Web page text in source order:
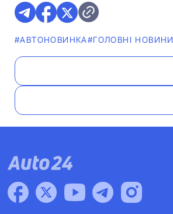
#АВТОНОВИНКА#ГОЛОВНІ НОВИНИ